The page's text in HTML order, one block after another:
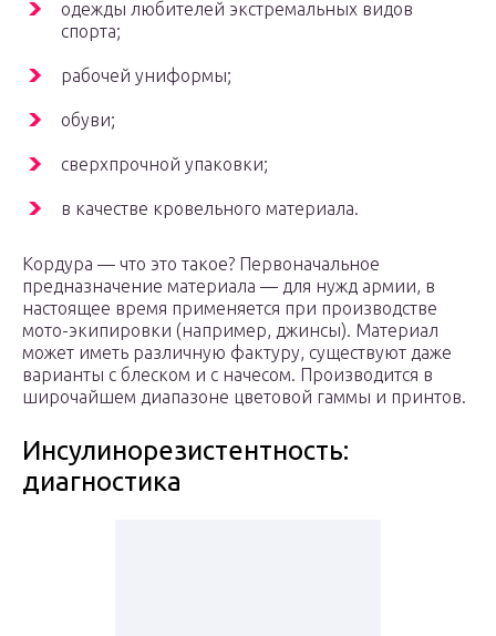
одежды любителей экстремальных видов
спорта;
рабочей униформы;
обуви;
сверхпрочной упаковки;
в качестве кровельного материала.
Кордура — что это такое? Первоначальное
предназначение материала — для нужд армии, в
настоящее время применяется при производстве
мото-экипировки (например, джинсы). Материал
может иметь различную фактуру, существуют даже
варианты с блеском и с начесом. Производится в
широчайшем диапазоне цветовой гаммы и принтов.
Инсулинорезистентность:
диагностика